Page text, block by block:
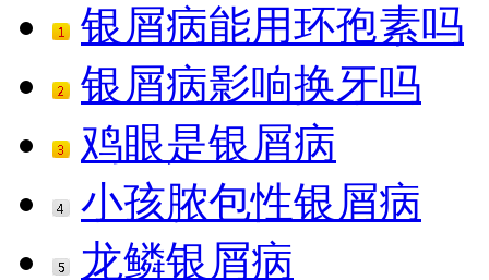
银屑病能用环孢素吗
银屑病影响换牙吗
鸡眼是银屑病
小孩脓包性银屑病
龙鳞银屑病